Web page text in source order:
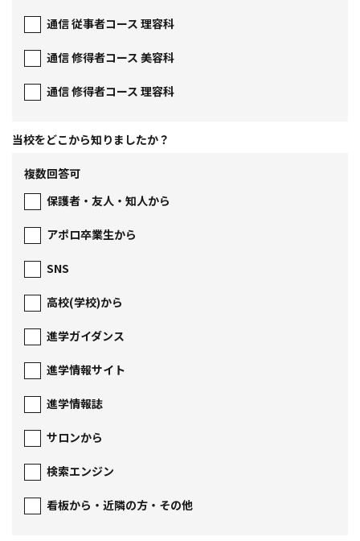
通信 従事者コース 理容科
通信 修得者コース 美容科
通信 修得者コース 理容科
当校をどこから知りましたか？
複数回答可
保護者・友人・知人から
アポロ卒業生から
SNS
高校(学校)から
進学ガイダンス
進学情報サイト
進学情報誌
サロンから
検索エンジン
看板から・近隣の方・その他